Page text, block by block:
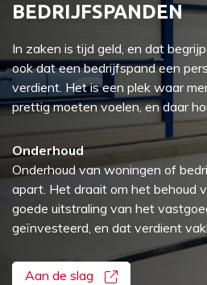
BEDRIJFSPANDEN
In zaken is tijd geld, en dat
ook dat een bedrijfspand een
verdient. Het is een plek waar
prettig moeten voelen, en daar
Onderhoud
Onderhoud van woningen of
apart. Het draait om het behoud
goede uitstraling van het
geïnvesteerd, en dat verdient
Aan de slag